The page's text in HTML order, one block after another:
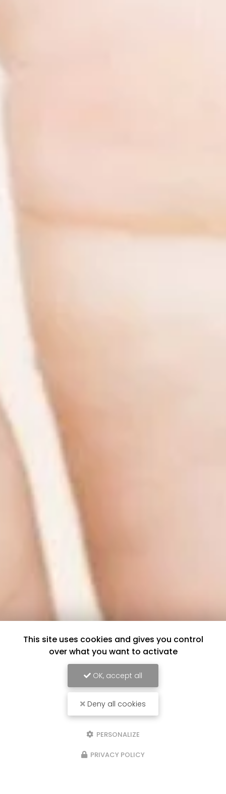
This site uses cookies and gives you control
over what you want to activate
OK, accept all
Deny all cookies
PERSONALIZE
PRIVACY POLICY